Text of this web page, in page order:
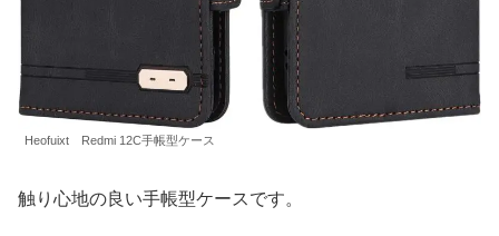
Heofuixt Redmi 12C手帳型ケース
触り心地の良い手帳型ケースです。